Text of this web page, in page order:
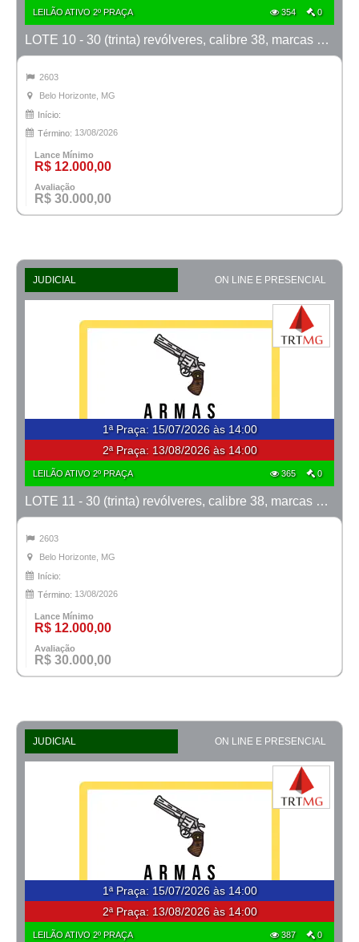
LEILÃO ATIVO 2º PRAÇA 354 0
LOTE 10 - 30 (trinta) revólveres, calibre 38, marcas Taurus e Rossi
2603
Belo Horizonte, MG
Início:
Término: 13/08/2026
Lance Mínimo
R$ 12.000,00
Avaliação
R$ 30.000,00
JUDICIAL ON LINE E PRESENCIAL
1ª Praça: 15/07/2026 às 14:00
2ª Praça: 13/08/2026 às 14:00
LEILÃO ATIVO 2º PRAÇA 365 0
LOTE 11 - 30 (trinta) revólveres, calibre 38, marcas Taurus e Rossi
2603
Belo Horizonte, MG
Início:
Término: 13/08/2026
Lance Mínimo
R$ 12.000,00
Avaliação
R$ 30.000,00
JUDICIAL ON LINE E PRESENCIAL
1ª Praça: 15/07/2026 às 14:00
2ª Praça: 13/08/2026 às 14:00
LEILÃO ATIVO 2º PRAÇA 387 0